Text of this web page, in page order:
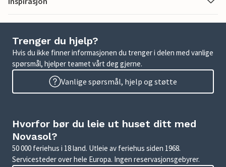
Trenger du hjelp?
Hvis du ikke finner informasjonen du trenger i delen med vanlige
spørsmål, hjelper teamet vårt deg gjerne.
Vanlige spørsmål, hjelp og støtte
Hvorfor bør du leie ut huset ditt med
Novasol?
50 000 feriehus i 18 land. Utleie av feriehus siden 1968.
Servicesteder over hele Europa. Ingen reservasjonsgebyrer.